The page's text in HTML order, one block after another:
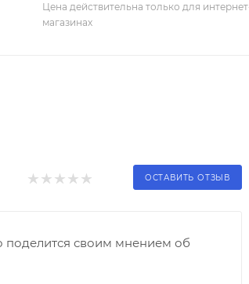
Цена действительна только для
магазинах
ОСТАВИТЬ ОТЗЫВ
поделится своим мнением об